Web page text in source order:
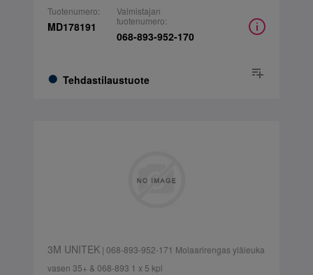
Tuotenumero:
MD178191
Tehdastilaustuote
Valmistajan
tuotenumero:
068-893-952-170
3M UNITEK| 068-893-952-171 Molaarirengas yläleuka
vasen 35+ & 068-893 1 x 5 kpl